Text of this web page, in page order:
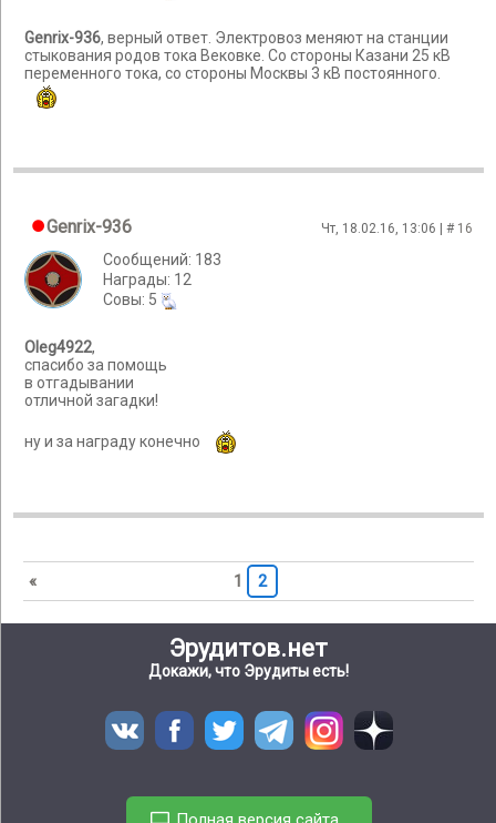
Genrix-936, верный ответ. Электровоз меняют на станции
стыкования родов тока Вековке. Со стороны Казани 25 кВ
переменного тока, со стороны Москвы 3 кВ постоянного.
Genrix-936 Чт, 18.02.16, 13:06 | # 16
Сообщений: 183
Награды: 12
Cовы: 5
Oleg4922,
спасибо за помощь
в отгадывании
отличной загадки!
ну и за награду конечно
« 1 2
Эрудитов.нет
Докажи, что Эрудиты есть!